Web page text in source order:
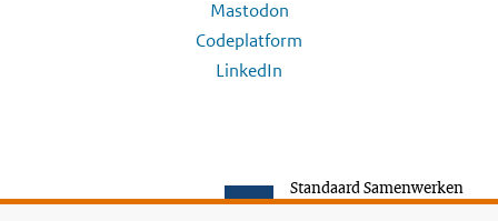
Mastodon
Codeplatform
LinkedIn
Standaard Samenwerken